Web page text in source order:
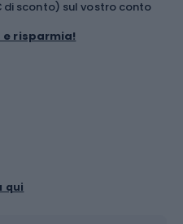
di sconto) sul vostro conto
risparmia!
qui